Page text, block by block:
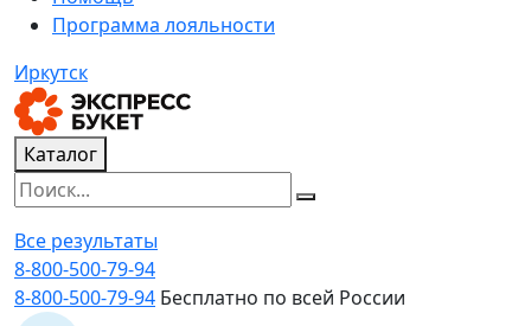
Программа лояльности
Иркутск
Каталог
Все результаты
8-800-500-79-94
8-800-500-79-94 Бесплатно по всей России